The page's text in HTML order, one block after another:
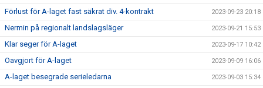
Förlust för A-laget fast säkrat div. 4-kontrakt 2023-09-23 20:18
Nermin på regionalt landslagsläger 2023-09-21 15:53
Klar seger för A-laget 2023-09-17 10:42
Oavgjort för A-laget 2023-09-09 16:06
A-laget besegrade serieledarna 2023-09-03 15:34